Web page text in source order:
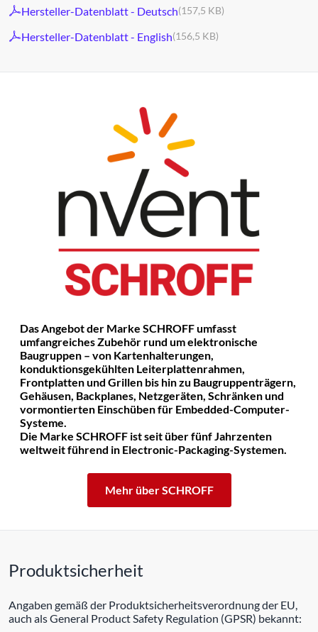
Hersteller-Datenblatt - Deutsch(157,5 KB)
Hersteller-Datenblatt - English(156,5 KB)
Das Angebot der Marke SCHROFF umfasst
umfangreiches Zubehör rund um elektronische
Baugruppen – von Kartenhalterungen,
konduktionsgekühlten Leiterplattenrahmen,
Frontplatten und Grillen bis hin zu Baugruppenträgern,
Gehäusen, Backplanes, Netzgeräten, Schränken und
vormontierten Einschüben für Embedded-Computer-
Systeme.
Die Marke SCHROFF ist seit über fünf Jahrzenten
weltweit führend in Electronic-Packaging-Systemen.
Mehr über SCHROFF
Produktsicherheit
Angaben gemäß der Produktsicherheitsverordnung der EU,
auch als General Product Safety Regulation (GPSR) bekannt: